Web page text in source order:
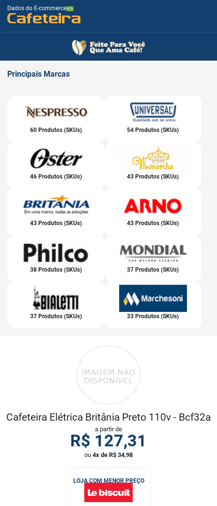
Dados do E-commerce
Cafeteira
Principais Marcas
60 Produtos (SKUs) 54 Produtos (SKUs)
46 Produtos (SKUs) 43 Produtos (SKUs)
43 Produtos (SKUs) 43 Produtos (SKUs)
38 Produtos (SKUs) 37 Produtos (SKUs)
37 Produtos (SKUs) 33 Produtos (SKUs)
Cafeteira Elétrica Britânia Preto 110v - Bcf32a
a partir de
R$ 127,31
ou 4x de R$ 34,98
LOJA COM MENOR PREÇO